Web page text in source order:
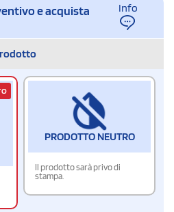
e acquista
Info
PRODOTTO NEUTRO
Il prodotto sarà privo di
stampa.